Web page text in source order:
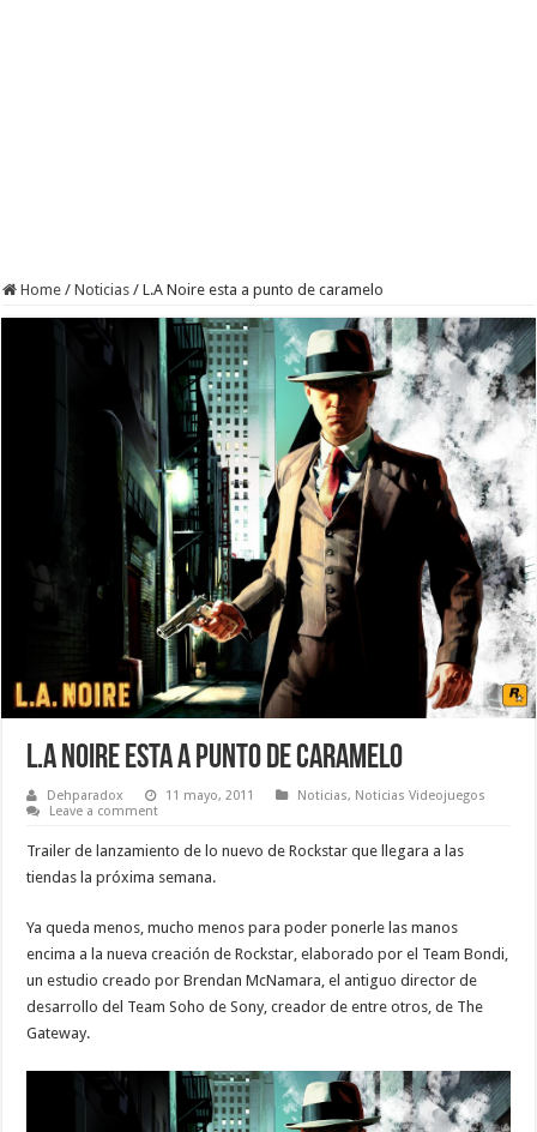
Home / Noticias / L.A Noire esta a punto de caramelo
L.A Noire esta a punto de caramelo
Dehparadox 11 mayo, 2011 Noticias, Noticias Videojuegos
Leave a comment
Trailer de lanzamiento de lo nuevo de Rockstar que llegara a las
tiendas la próxima semana.
Ya queda menos, mucho menos para poder ponerle las manos
encima a la nueva creación de Rockstar, elaborado por el Team Bondi,
un estudio creado por Brendan McNamara, el antiguo director de
desarrollo del Team Soho de Sony, creador de entre otros, de The
Gateway.